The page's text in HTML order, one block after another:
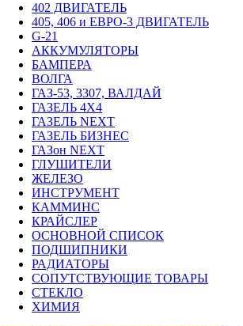
402 ДВИГАТЕЛЬ
405, 406 и ЕВРО-3 ДВИГАТЕЛЬ
G-21
АККУМУЛЯТОРЫ
БАМПЕРА
ВОЛГА
ГАЗ-53, 3307, ВАЛДАЙ
ГАЗЕЛЬ 4Х4
ГАЗЕЛЬ NEXT
ГАЗЕЛЬ БИЗНЕС
ГАЗон NEXT
ГЛУШИТЕЛИ
ЖЕЛЕЗО
ИНСТРУМЕНТ
КАММИНС
КРАЙСЛЕР
ОСНОВНОЙ СПИСОК
ПОДШИПНИКИ
РАДИАТОРЫ
СОПУТСТВУЮЩИЕ ТОВАРЫ
СТЕКЛО
ХИМИЯ